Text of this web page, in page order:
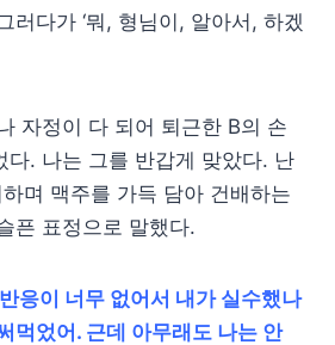
러다가 ‘뭐, 형님이, 알아서, 하겠
자정이 다 되어 퇴근한 B의 손
다. 나는 그를 반갑게 맞았다. 난
며 맥주를 가득 담아 건배하는
픈 표정으로 말했다.
응이 너무 없어서 내가 실수했나
먹었어. 근데 아무래도 나는 안